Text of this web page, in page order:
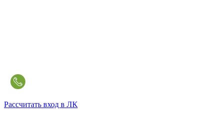
Рассчитать вход в ЛК